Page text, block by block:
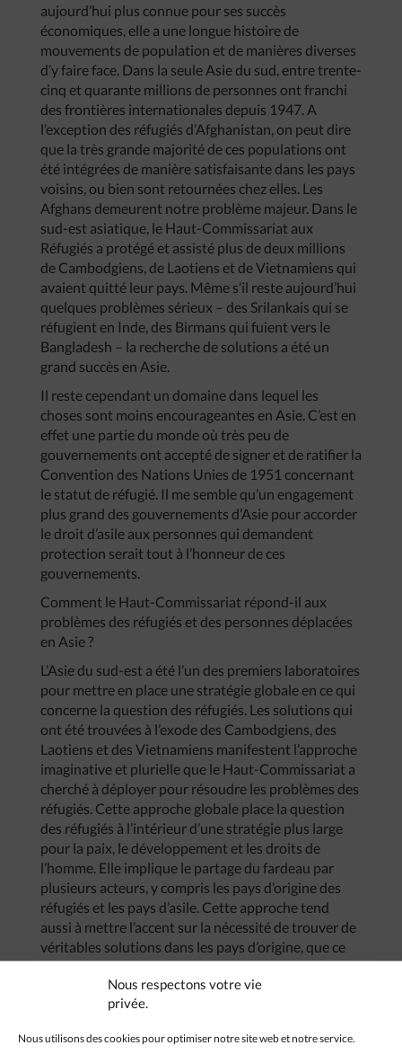
Nous respectons votre vie
privée.
Nous utilisons des cookies pour optimiser notre site web et notre service.
aujourd’hui plus connue pour ses succès
économiques, elle a une longue histoire de
mouvements de population et de manières diverses
d’y faire face. Dans la seule Asie du sud, entre trente-
cinq et quarante millions de personnes ont franchi
des frontières internationales depuis 1947. A
l’exception des réfugiés d’Afghanistan, on peut dire
que la très grande majorité de ces populations ont
été intégrées de manière satisfaisante dans les pays
voisins, ou bien sont retournées chez elles. Les
Afghans demeurent notre problème majeur. Dans le
sud-est asiatique, le Haut-Commissariat aux
Réfugiés a protégé et assisté plus de deux millions
de Cambodgiens, de Laotiens et de Vietnamiens qui
avaient quitté leur pays. Même s’il reste aujourd’hui
quelques problèmes sérieux – des Srilankais qui se
réfugient en Inde, des Birmans qui fuient vers le
Bangladesh – la recherche de solutions a été un
grand succès en Asie.
Il reste cependant un domaine dans lequel les
choses sont moins encourageantes en Asie. C’est en
effet une partie du monde où très peu de
gouvernements ont accepté de signer et de ratifier la
Convention des Nations Unies de 1951 concernant
le statut de réfugié. Il me semble qu’un engagement
plus grand des gouvernements d’Asie pour accorder
le droit d’asile aux personnes qui demandent
protection serait tout à l’honneur de ces
gouvernements.
Comment le Haut-Commissariat répond-il aux
problèmes des réfugiés et des personnes déplacées
en Asie ?
L’Asie du sud-est a été l’un des premiers laboratoires
pour mettre en place une stratégie globale en ce qui
concerne la question des réfugiés. Les solutions qui
ont été trouvées à l’exode des Cambodgiens, des
Laotiens et des Vietnamiens manifestent l’approche
imaginative et plurielle que le Haut-Commissariat a
cherché à déployer pour résoudre les problèmes des
réfugiés. Cette approche globale place la question
des réfugiés à l’intérieur d’une stratégie plus large
pour la paix, le développement et les droits de
l’homme. Elle implique le partage du fardeau par
plusieurs acteurs, y compris les pays d’origine des
réfugiés et les pays d’asile. Cette approche tend
aussi à mettre l’accent sur la nécessité de trouver de
véritables solutions dans les pays d’origine, que ce
soit le Sri Lanka, le Vietnam, le Laos, le Cambodge ou
la Birmanie.
En tant que femme catholique d’Asie, et responsable
du Haut Commissariat aux Réfugiés, quel message